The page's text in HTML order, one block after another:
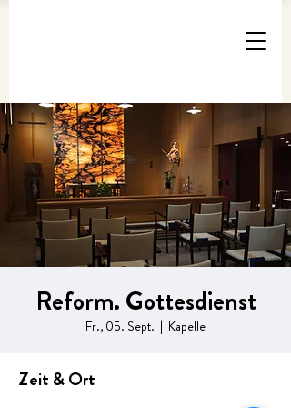
Reform. Gottesdienst
Fr., 05. Sept.
  |
Kapelle
Zeit & Ort